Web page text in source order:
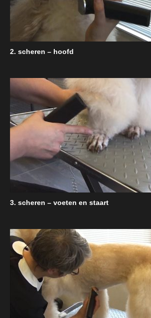
2. scheren – hoofd
3. scheren – voeten en staart